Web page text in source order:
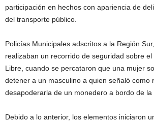
participación en hechos con apariencia de
del transporte público.
Policías Municipales adscritos a la Región
realizaban un recorrido de seguridad sobre
Libre, cuando se percataron que una mujer
detener a un masculino a quien señaló como
desapoderarla de un monedero a bordo de
Debido a lo anterior, los elementos iniciaron